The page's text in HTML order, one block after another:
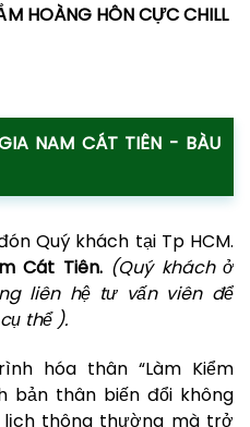
HOÀNG HÔN CỰC CHILL
NAM CÁT TIÊN - BÀU
Quý khách tại Tp HCM.
Cát Tiên. (Quý khách ở
liên hệ tư vấn viên để
thể ).
hóa thân “Làm Kiểm
bản thân biến đổi không
thông thường mà trở